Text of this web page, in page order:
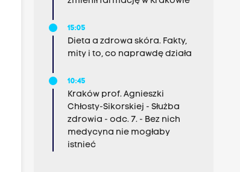
15:05
Dieta a zdrowa skóra. Fakty,
mity i to, co naprawdę działa
10:45
Kraków prof. Agnieszki
Chłosty-Sikorskiej - Służba
zdrowia - odc. 7. - Bez nich
medycyna nie mogłaby
istnieć